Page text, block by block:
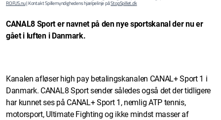
ROFUS.nu| Kontakt Spillemyndighedens hjælpelinje påStopSpillet.dk
CANAL8 Sport er navnet på den nye sportskanal der nu er
gået i luften i Danmark.
Kanalen afløser high pay betalingskanalen CANAL+ Sport 1 i
Danmark. CANAL8 Sport sender således også det der tidligere
har kunnet ses på CANAL+ Sport 1, nemlig ATP tennis,
motorsport, Ultimate Fighting og ikke mindst masser af